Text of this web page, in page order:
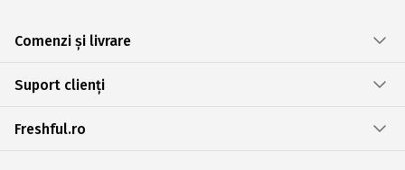
Comenzi și livrare
Suport clienți
Freshful.ro